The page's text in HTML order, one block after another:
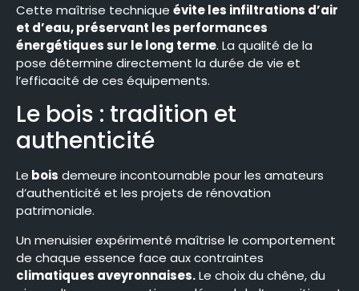
Cette maîtrise technique évite les infiltrations d’air
et d’eau, préservant les performances
énergétiques sur le long terme. La qualité de la
pose détermine directement la durée de vie et
l’efficacité de ces équipements.
Le bois : tradition et
authenticité
Le bois demeure incontournable pour les amateurs
d’authenticité et les projets de rénovation
patrimoniale.
Un menuisier expérimenté maîtrise le comportement
de chaque essence face aux contraintes
climatiques aveyronnaises.Le choix du chêne, du